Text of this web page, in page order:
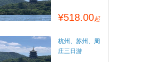
¥518.00起
杭州、苏州、周
庄三日游